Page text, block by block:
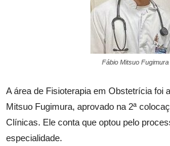
Fábio Mitsuo Fugimura
A área de Fisioterapia em Obstetrícia foi
Mitsuo Fugimura, aprovado na 2ª
Clínicas. Ele conta que optou pelo
especialidade.